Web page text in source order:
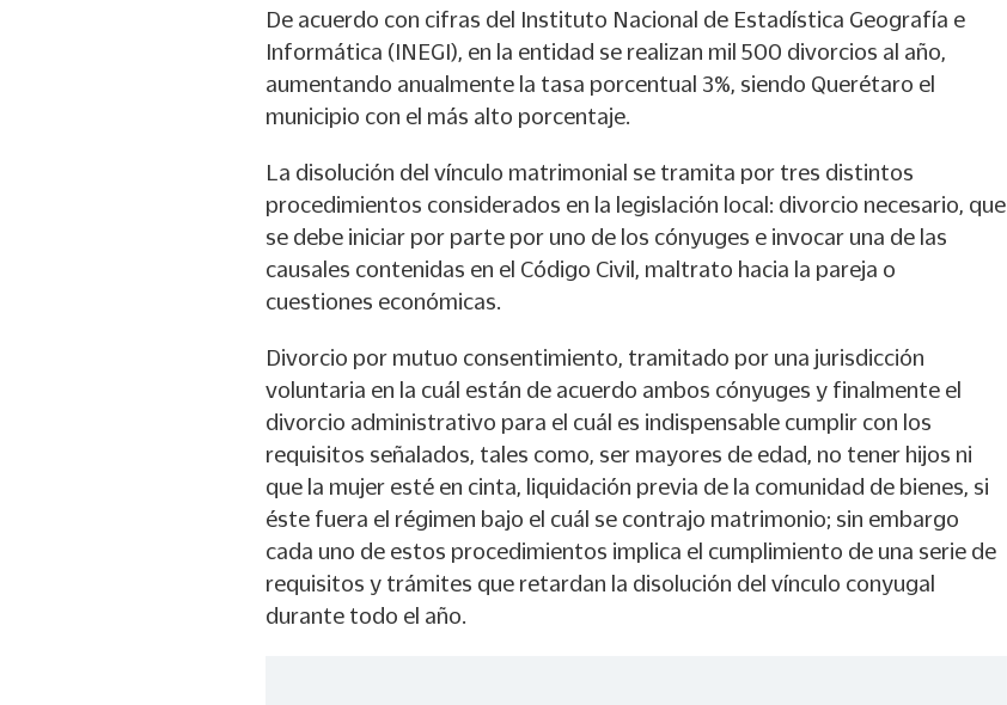
De acuerdo con cifras del Instituto Nacional de Estadística Geografía e
Informática (INEGI), en la entidad se realizan mil 500 divorcios al año,
aumentando anualmente la tasa porcentual 3%, siendo Querétaro el
municipio con el más alto porcentaje.
La disolución del vínculo matrimonial se tramita por tres distintos
procedimientos considerados en la legislación local: divorcio necesario, que
se debe iniciar por parte por uno de los cónyuges e invocar una de las
causales contenidas en el Código Civil, maltrato hacia la pareja o
cuestiones económicas.
Divorcio por mutuo consentimiento, tramitado por una jurisdicción
voluntaria en la cuál están de acuerdo ambos cónyuges y finalmente el
divorcio administrativo para el cuál es indispensable cumplir con los
requisitos señalados, tales como, ser mayores de edad, no tener hijos ni
que la mujer esté en cinta, liquidación previa de la comunidad de bienes, si
éste fuera el régimen bajo el cuál se contrajo matrimonio; sin embargo
cada uno de estos procedimientos implica el cumplimiento de una serie de
requisitos y trámites que retardan la disolución del vínculo conyugal
durante todo el año.